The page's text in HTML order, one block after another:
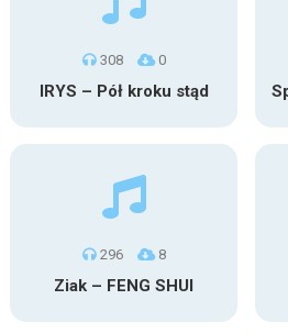
308 0
IRYS – Pół kroku stąd
296 8
Ziak – FENG SHUI